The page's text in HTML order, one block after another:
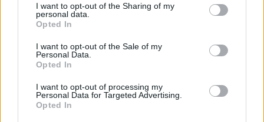
not limited to your visit or usage behaviour. You may click to
grant or deny consent to Google and its third-party tags to
use your data for below specified purposes in below Google
consent section.
I want to opt-out of the Sharing of my
personal data.
Opted In
I want to opt-out of the Sale of my
Personal Data.
Opted In
I want to opt-out of processing my
Personal Data for Targeted Advertising.
Opted In